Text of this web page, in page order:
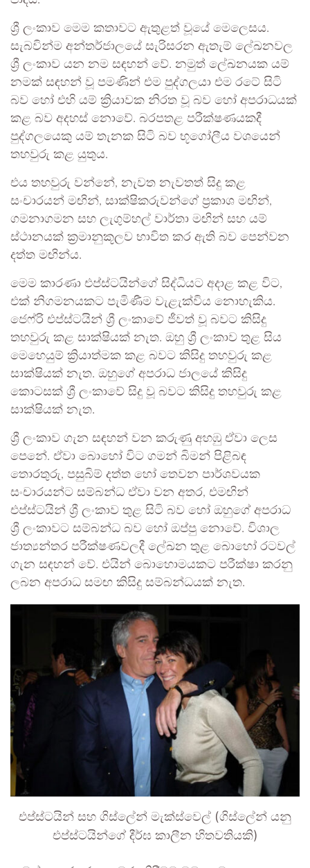
ශ්‍රී ලංකාව මෙම කතාවට ඇතුළත් වූයේ මෙලෙසය.
සැබවින්ම අන්තර්ජාලයේ සැරිසරන ඇතැම් ලේඛනවල
ශ්‍රී ලංකාව යන නම සඳහන් වේ. නමුත් ලේඛනයක යම්
නමක් සඳහන් වූ පමණින් එම පුද්ගලයා එම රටේ සිටි
බව හෝ එහි යම් ක්‍රියාවක නිරත වූ බව හෝ අපරාධයක්
කළ බව අදහස් නොවේ. බරපතළ පරීක්ෂණයකදී
පුද්ගලයෙකු යම් තැනක සිටි බව භූගෝලීය වශයෙන්
තහවුරු කළ යුතුය.
එය තහවුරු වන්නේ, නැවත නැවතත් සිදු කළ
සංචාරයන් මඟින්, සාක්ෂිකරුවන්ගේ ප්‍රකාශ මඟින්,
ගමනාගමන සහ ලැගුම්හල් වාර්තා මඟින් සහ යම්
ස්ථානයක් ක්‍රමානුකූලව භාවිත කර ඇති බව පෙන්වන
දත්ත මඟින්ය.
මෙම කාරණා එප්ස්ටයින්ගේ සිද්ධියට අදාළ කළ විට,
එක් නිගමනයකට පැමිණීම වැළැක්විය නොහැකිය.
ජෙෆ්රි එප්ස්ටයින් ශ්‍රී ලංකාවේ ජීවත් වූ බවට කිසිදු
තහවුරු කළ සාක්ෂියක් නැත. ඔහු ශ්‍රී ලංකාව තුළ සිය
මෙහෙයුම් ක්‍රියාත්මක කළ බවට කිසිදු තහවුරු කළ
සාක්ෂියක් නැත. ඔහුගේ අපරාධ ජාලයේ කිසිදු
කොටසක් ශ්‍රී ලංකාවේ සිදු වූ බවට කිසිදු තහවුරු කළ
සාක්ෂියක් නැත.
ශ්‍රී ලංකාව ගැන සඳහන් වන කරුණු අහඹු ඒවා ලෙස
පෙනේ. ඒවා බොහෝ විට ගමන් බිමන් පිළිබඳ
තොරතුරු, පසුබිම් දත්ත හෝ තෙවන පාර්ශවයක
සංචාරයන්ට සම්බන්ධ ඒවා වන අතර, එමඟින්
එප්ස්ටයින් ශ්‍රී ලංකාව තුළ සිටි බව හෝ ඔහුගේ අපරාධ
ශ්‍රී ලංකාවට සම්බන්ධ බව හෝ ඔප්පු නොවේ. විශාල
ජාත්‍යන්තර පරීක්ෂණවලදී ලේඛන තුළ බොහෝ රටවල්
ගැන සඳහන් වේ. එයින් බොහොමයකට පරීක්ෂා කරනු
ලබන අපරාධ සමඟ කිසිදු සම්බන්ධයක් නැත.
එප්ස්ටයින් සහ ගිස්ලේන් මැක්ස්වෙල් (ගිස්ලේන් යනු
එප්ස්ටයින්ගේ දීර්ඝ කාලීන හිතවතියකි)